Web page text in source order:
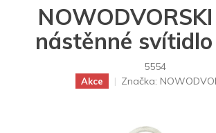
nástěnné svítidlo
5554
Akce Značka: